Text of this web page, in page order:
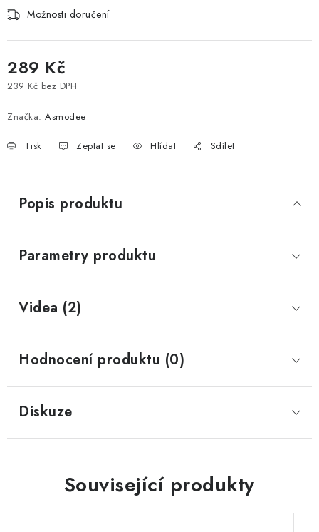
Možnosti doručení
289 Kč
239 Kč bez DPH
Značka: Asmodee
Tisk Zeptat se Hlídat Sdílet
Popis produktu
Parametry produktu
Videa (2)
Hodnocení produktu (0)
Diskuze
Související produkty